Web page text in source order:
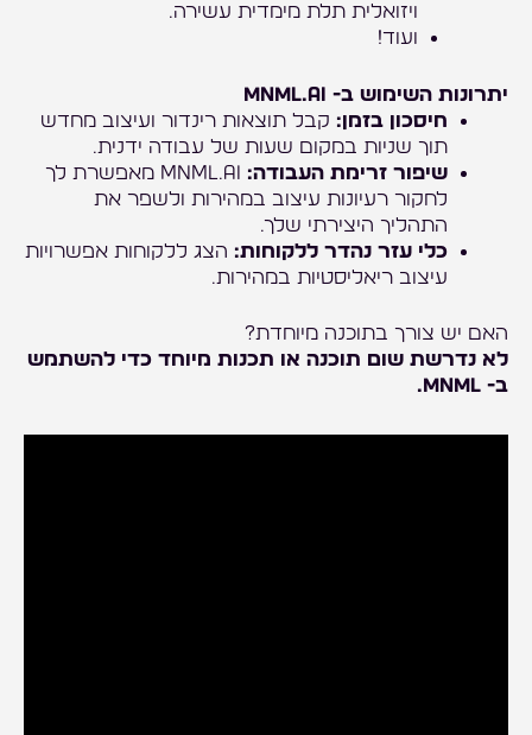
ויזואלית תלת מימדית עשירה.
ועוד!
יתרונות השימוש ב- mnml.ai
חיסכון בזמן: קבל תוצאות רינדור ועיצוב מחדש
תוך שניות במקום שעות של עבודה ידנית.
שיפור זרימת העבודה:
mnml.ai מאפשרת לך
לחקור רעיונות עיצוב במהירות ולשפר את
התהליך היצירתי שלך.
כלי עזר נהדר ללקוחות: הצג ללקוחות אפשרויות
עיצוב ריאליסטיות במהירות.
האם יש צורך בתוכנה מיוחדת?
לא נדרשת שום תוכנה או תכנות מיוחד כדי להשתמש
ב- mnml.